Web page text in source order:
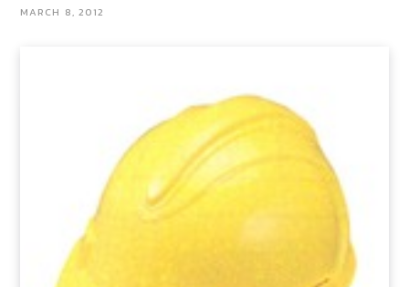
MARCH 8, 2012